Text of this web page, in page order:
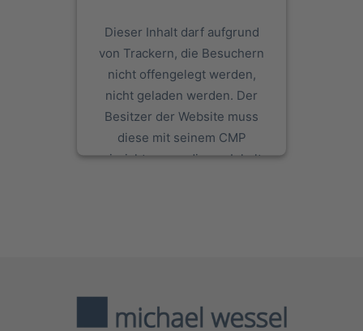
Dieser Inhalt darf aufgrund
von Trackern, die Besuchern
nicht offengelegt werden,
nicht geladen werden. Der
Besitzer der Website muss
diese mit seinem CMP
einrichten, um diesen Inhalt